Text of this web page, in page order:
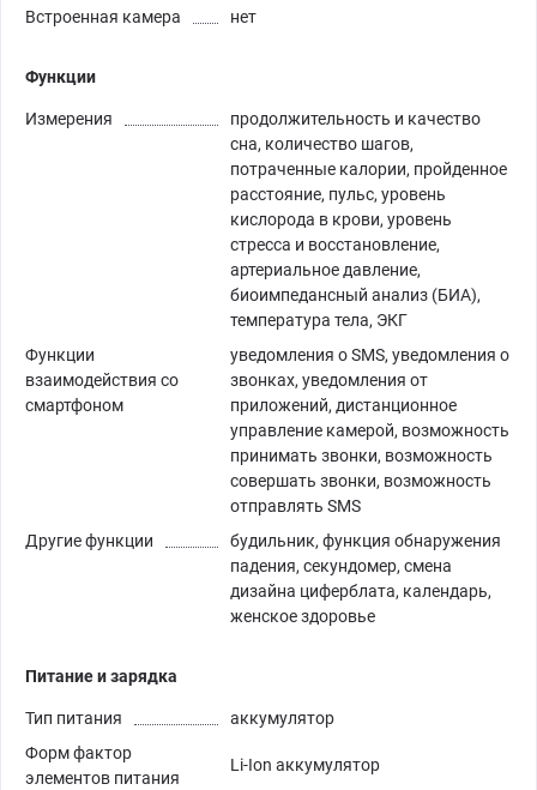
Встроенная камера нет
Функции
Измерения
продолжительность и качество
сна, количество шагов,
потраченные калории, пройденное
расстояние, пульс, уровень
кислорода в крови, уровень
стресса и восстановление,
артериальное давление,
биоимпедансный анализ (БИА),
температура тела, ЭКГ
Функции
взаимодействия со
смартфоном
уведомления о SMS, уведомления о
звонках, уведомления от
приложений, дистанционное
управление камерой, возможность
принимать звонки, возможность
совершать звонки, возможность
отправлять SMS
Другие функции
будильник, функция обнаружения
падения, секундомер, смена
дизайна циферблата, календарь,
женское здоровье
Питание и зарядка
Тип питания
аккумулятор
Форм фактор
элементов питания
Li-Ion аккумулятор